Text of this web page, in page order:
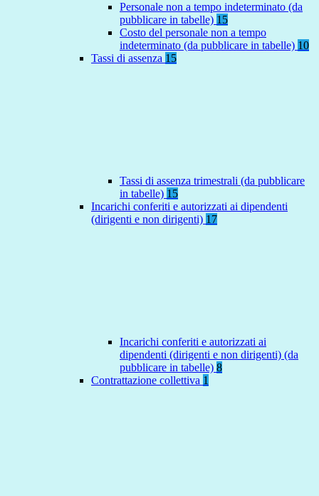
Personale non a tempo indeterminato (da
pubblicare in tabelle) 15
Costo del personale non a tempo
indeterminato (da pubblicare in tabelle) 10
Tassi di assenza 15
Tassi di assenza trimestrali (da pubblicare
in tabelle) 15
Incarichi conferiti e autorizzati ai dipendenti
(dirigenti e non dirigenti) 17
Incarichi conferiti e autorizzati ai
dipendenti (dirigenti e non dirigenti) (da
pubblicare in tabelle) 8
Contrattazione collettiva 1